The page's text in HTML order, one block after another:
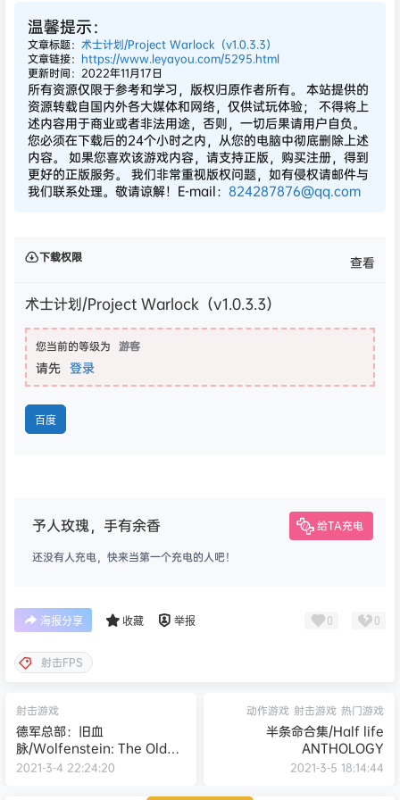
温馨提示：
文章标题： 术士计划/Project Warlock（v1.0.3.3）
文章链接： https://www.leyayou.com/5295.html
更新时间：2022年11月17日
所有资源仅限于参考和学习，版权归原作者所有。 本站提供的
资源转载自国内外各大媒体和网络，仅供试玩体验； 不得将上
述内容用于商业或者非法用途，否则，一切后果请用户自负。
您必须在下载后的24个小时之内，从您的电脑中彻底删除上述
内容。 如果您喜欢该游戏内容，请支持正版，购买注册，得到
更好的正版服务。 我们非常重视版权问题，如有侵权请邮件与
我们联系处理。敬请谅解！E-mail： 824287876@qq.com
下载权限 查看
术士计划/Project Warlock（v1.0.3.3）
您当前的等级为 游客
请先 登录
百度
予人玫瑰，手有余香 给TA充电
还没有人充电，快来当第一个充电的人吧！
海报分享 收藏 举报 0 0
射击FPS
射击游戏
德军总部：旧血
脉/Wolfenstein: The Old
Blood
2021-3-4 22:24:20
动作游戏 射击游戏 热门游戏
半条命合集/Half life
ANTHOLOGY
2021-3-5 18:14:44